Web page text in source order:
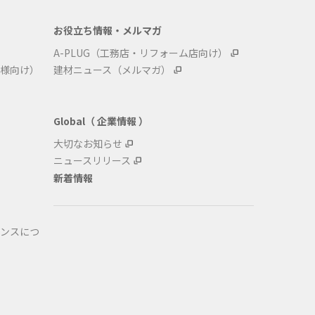
向け）
スにつ
お役立ち情報・メルマガ
A-PLUG（工務店・リフォーム店向け）
建材ニュース（メルマガ）
Global（ 企業情報 ）
大切なお知らせ
ニュースリリース
新着情報